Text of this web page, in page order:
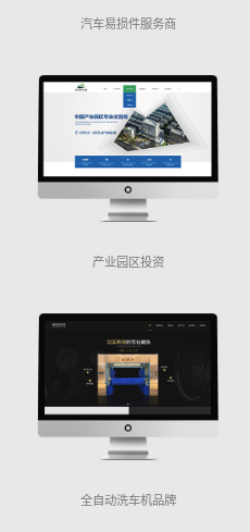
汽车易损件服务商
产业园区投资
全自动洗车机品牌